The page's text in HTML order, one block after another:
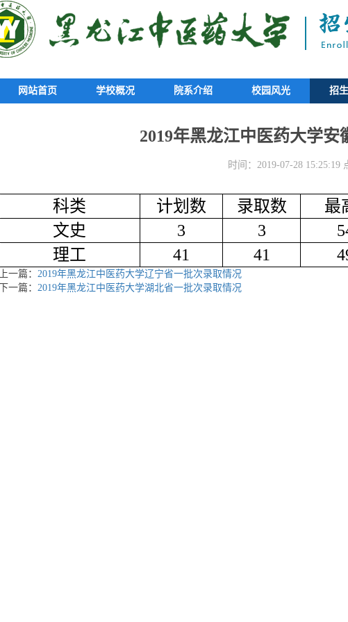
网站首页 学校概况 院系介绍 校园风光 招
2019年黑龙江中医药大学
时间：2019-07-28 15:25:19
科类 计划数 录取数 最
文史
3 3
理工
41 41
上一篇： 2019年黑龙江中医药大学辽宁省一批次录取情况
下一篇： 2019年黑龙江中医药大学湖北省一批次录取情况